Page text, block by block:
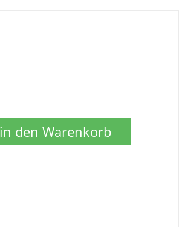
in den Warenkorb